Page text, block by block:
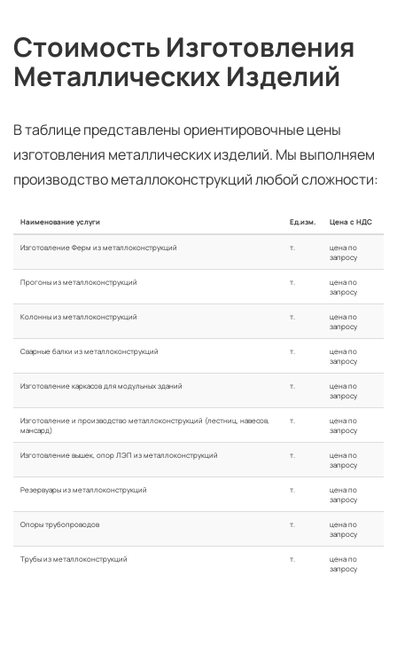
Стоимость Изготовления
Металлических Изделий
В таблице представлены ориентировочные цены
изготовления металлических изделий. Мы выполняем
производство металлоконструкций любой сложности:
Наименование услуги Ед.изм. Цена с НДС
Изготовление Ферм из металлоконструкций т.
цена по
запросу
Прогоны из металлоконструкций т.
цена по
запросу
Колонны из металлоконструкций т.
цена по
запросу
Сварные балки из металлоконструкций т.
цена по
запросу
Изготовление каркасов для модульных зданий т.
цена по
запросу
Изготовление и производство металлоконструкций (лестниц, навесов,
мансард)
т.
цена по
запросу
Изготовление вышек, опор ЛЭП из металлоконструкций т.
цена по
запросу
Резервуары из металлоконструкций т.
цена по
запросу
Опоры трубопроводов т.
цена по
запросу
Трубы из металлоконструкций т.
цена по
запросу